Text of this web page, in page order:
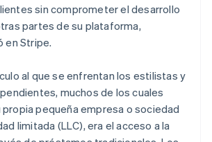
sin comprometer el desarrollo
partes de su plataforma,
en Stripe.
al que se enfrentan los estilistas y
muchos de los cuales
pequeña empresa o sociedad
limitada (LLC), era el acceso a la